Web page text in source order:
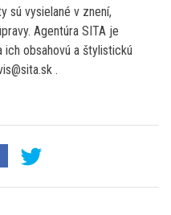
sú vysielané v znení,
Agentúra SITA je
obsahovú a štylistickú
.